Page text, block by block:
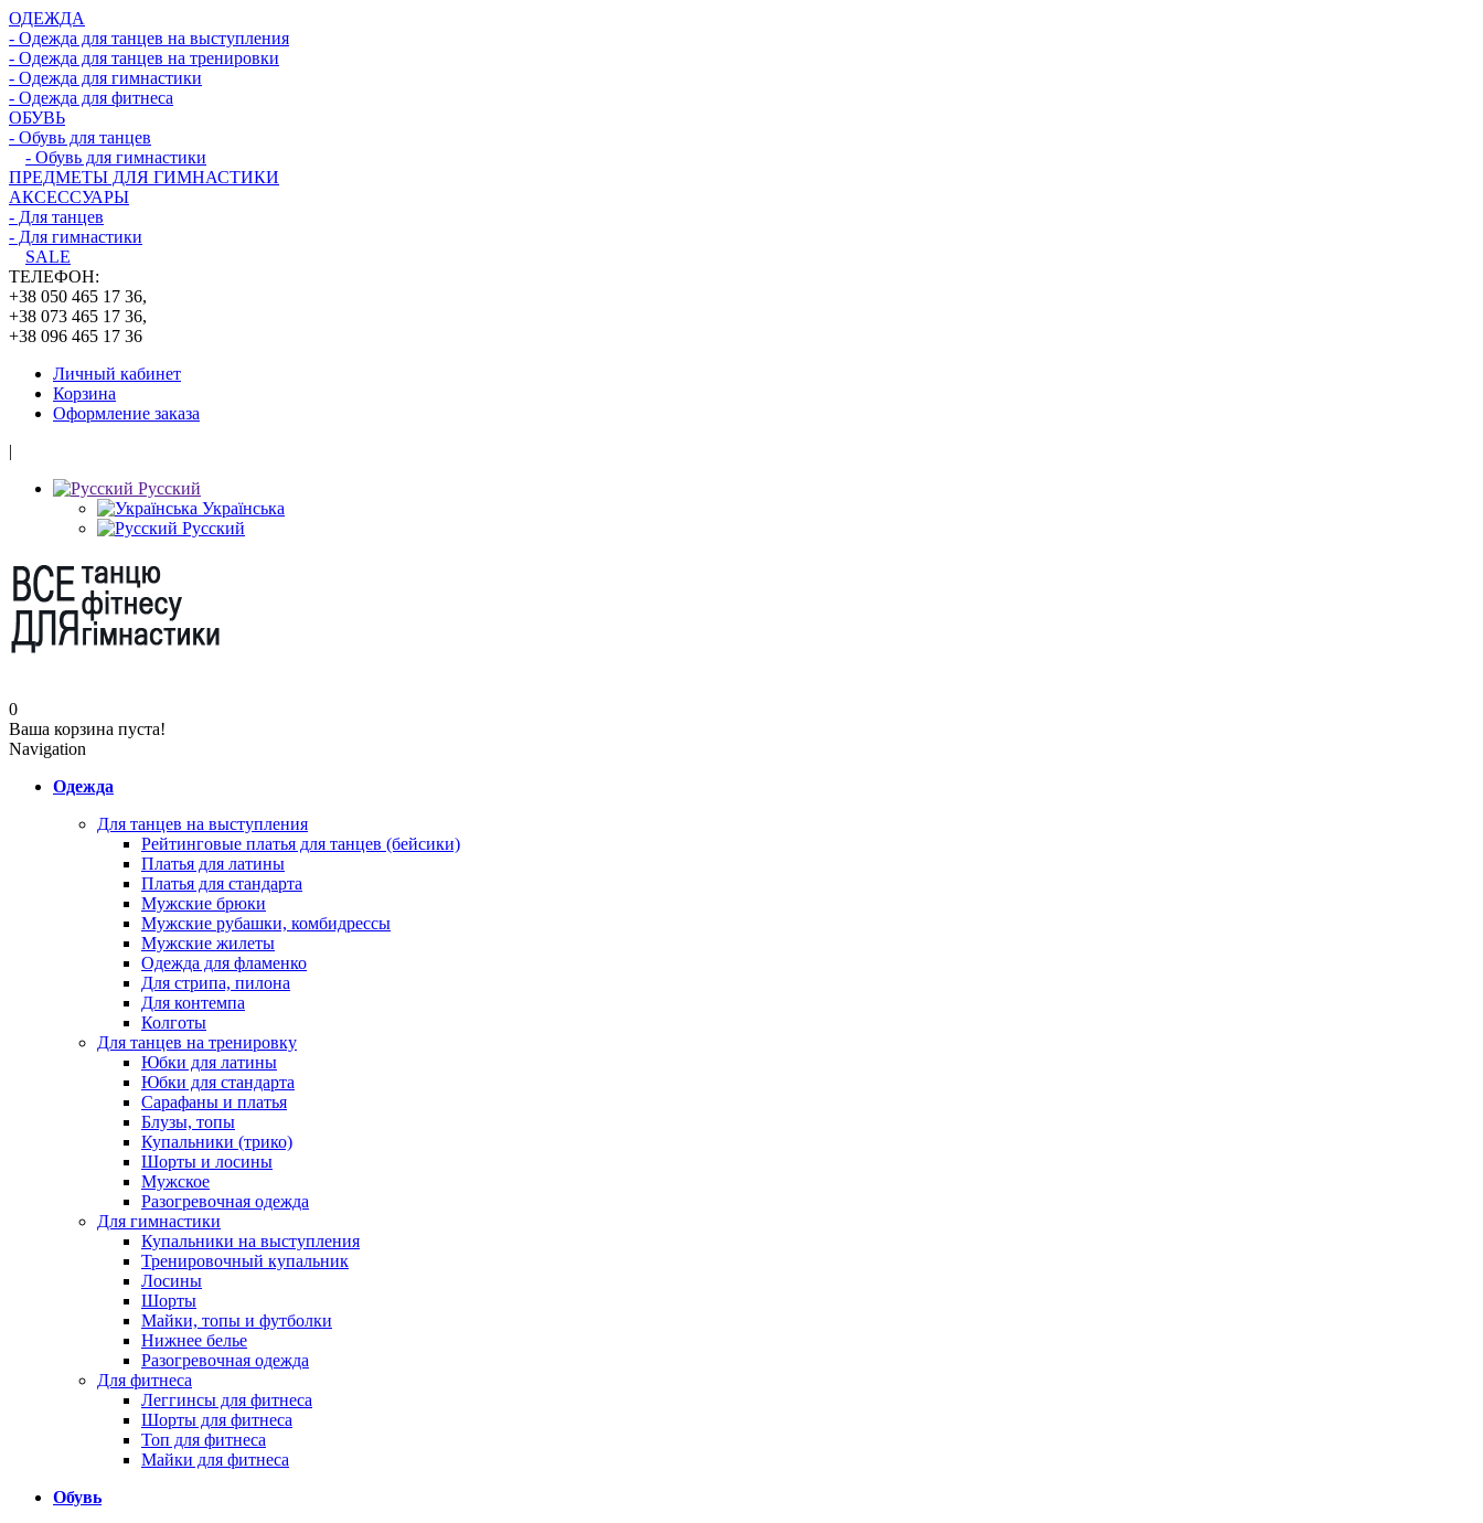
ОДЕЖДА
- Одежда для танцев на выступления
- Одежда для танцев на тренировки
- Одежда для гимнастики
- Одежда для фитнеса
ОБУВЬ
- Обувь для танцев
- Обувь для гимнастики
ПРЕДМЕТЫ ДЛЯ ГИМНАСТИКИ
АКСЕССУАРЫ
- Для танцев
- Для гимнастики
SALE
ТЕЛЕФОН:
+38 050 465 17 36,
+38 073 465 17 36,
+38 096 465 17 36
Личный кабинет
Корзина
Оформление заказа
|
Русский
Українська
Русский
0
Ваша корзина пуста!
Navigation
Одежда
Для танцев на выступления
Рейтинговые платья для танцев (бейсики)
Платья для латины
Платья для стандарта
Мужские брюки
Мужские рубашки, комбидрессы
Мужские жилеты
Одежда для фламенко
Для стрипа, пилона
Для контемпа
Колготы
Для танцев на тренировку
Юбки для латины
Юбки для стандарта
Сарафаны и платья
Блузы, топы
Купальники (трико)
Шорты и лосины
Мужское
Разогревочная одежда
Для гимнастики
Купальники на выступления
Тренировочный купальник
Лосины
Шорты
Майки, топы и футболки
Нижнее белье
Разогревочная одежда
Для фитнеса
Леггинсы для фитнеса
Шорты для фитнеса
Топ для фитнеса
Майки для фитнеса
Обувь